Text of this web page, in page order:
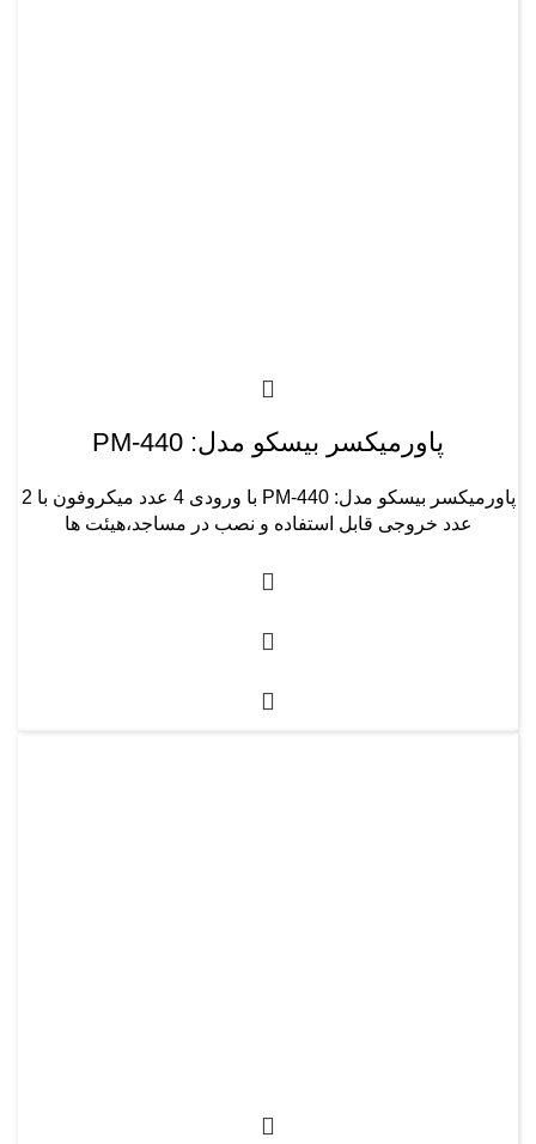
پاورمیکسر بیسکو مدل: PM-440
پاورمیکسر بیسکو مدل: PM-440 با ورودی 4 عدد میکروفون با 2
عدد خروجی قابل استفاده و نصب در مساجد،هیئت ها